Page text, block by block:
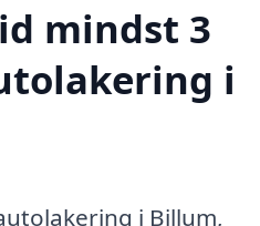
mindst 3
i
i Billum,